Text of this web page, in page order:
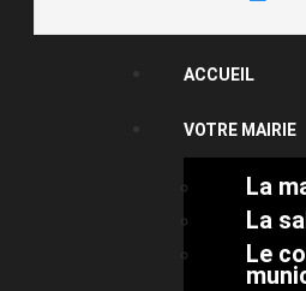
ACCUEIL
VOTRE MAIRIE
La
La
Le